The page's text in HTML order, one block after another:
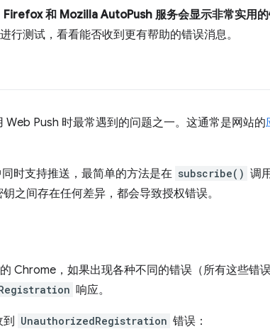
Firefox 和 Mozilla AutoPush 服务会显示非常实用的
行测试，看看能否收到更有帮助的错误消息。
Web Push 时最常遇到的问题之一。这通常是网站的
时支持推送，最简单的方法是在 subscribe() 调
之间存在任何差异，都会导致授权错误。
Chrome，如果出现各种不同的错误（所有这些错
响应。
UnauthorizedRegistration 错误：